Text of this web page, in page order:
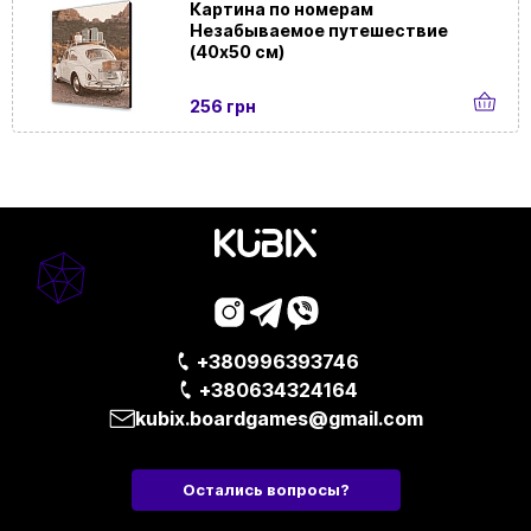
Для
событий и
локаций
Для лагеря | Домашние | В офис
Картина по номерам
Незабываемое путешествие
(40х50 см)
256 грн
+380996393746
+380634324164
kubix.boardgames@gmail.com
Остались вопросы?